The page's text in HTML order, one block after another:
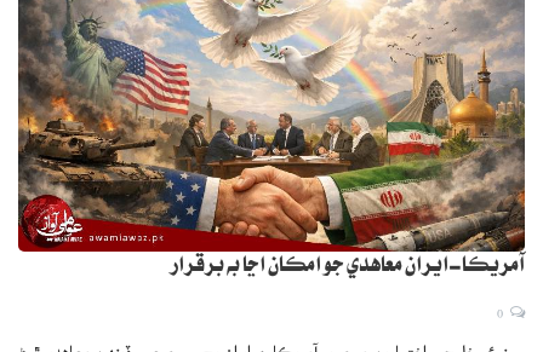
آمريڪا-ايران معاهدي جو امڪان اڃا به برقرار
سينيئر خليجي اختيارين موجب، آمريڪا ۽ ايران وچ ۾ جمعي ڏينهن معاهدو ٿيڻ